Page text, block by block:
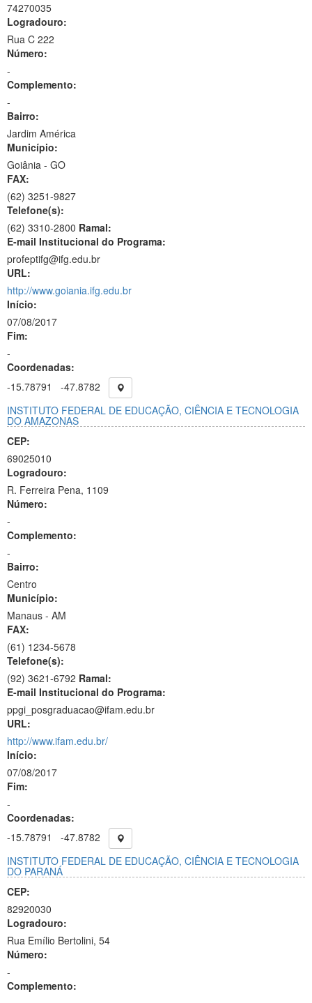
74270035
Logradouro:
Rua C 222
Número:
-
Complemento:
-
Bairro:
Jardim América
Município:
Goiânia - GO
FAX:
(62) 3251-9827
Telefone(s):
(62) 3310-2800 Ramal:
E-mail Institucional do Programa:
profeptifg@ifg.edu.br
URL:
http://www.goiania.ifg.edu.br
Início:
07/08/2017
Fim:
-
Coordenadas:
-15.78791
-47.8782
INSTITUTO FEDERAL DE EDUCAÇÃO, CIÊNCIA E TECNOLOGIA
DO AMAZONAS
CEP:
69025010
Logradouro:
R. Ferreira Pena, 1109
Número:
-
Complemento:
-
Bairro:
Centro
Município:
Manaus - AM
FAX:
(61) 1234-5678
Telefone(s):
(92) 3621-6792 Ramal:
E-mail Institucional do Programa:
ppgi_posgraduacao@ifam.edu.br
URL:
http://www.ifam.edu.br/
Início:
07/08/2017
Fim:
-
Coordenadas:
-15.78791
-47.8782
INSTITUTO FEDERAL DE EDUCAÇÃO, CIÊNCIA E TECNOLOGIA
DO PARANÁ
CEP:
82920030
Logradouro:
Rua Emílio Bertolini, 54
Número:
-
Complemento: